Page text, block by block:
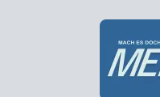
Zum Hauptinhalt springen